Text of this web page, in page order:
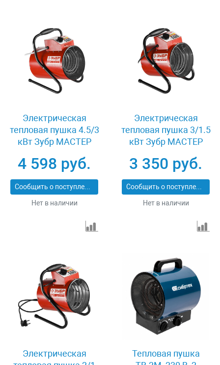
Электрическая
тепловая пушка 4.5/3
кВт Зубр МАСТЕР
5000
4 598 руб.
Сообщить о поступлении
Нет в наличии
Электрическая
тепловая пушка 3/1.5
кВт Зубр МАСТЕР
3000
3 350 руб.
Сообщить о поступлении
Нет в наличии
Электрическая
Тепловая пушка